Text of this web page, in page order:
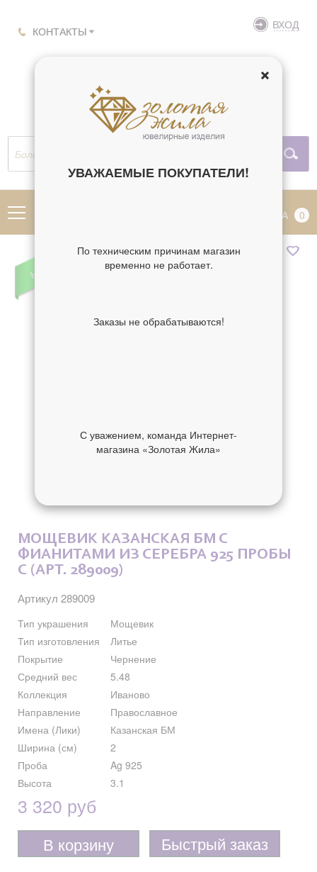
КОНТАКТЫ ВХОД
КОРЗИНА 0
МОЩЕВИК КАЗАНСКАЯ БМ С
ФИАНИТАМИ ИЗ СЕРЕБРА 925 ПРОБЫ
С (АРТ. 289009)
Артикул 289009
Тип украшения
Мощевик
Тип изготовления
Литье
Покрытие
Чернение
Средний вес
5.48
Коллекция
Иваново
Направление
Православное
Имена (Лики)
Казанская БМ
Ширина (см)
2
Проба
Ag 925
Высота
3.1
3 320 руб
В корзину Быстрый заказ
УВАЖАЕМЫЕ ПОКУПАТЕЛИ!
По техническим причинам магазин
временно не работает.
Заказы не обрабатываются!
С уважением, команда Интернет-
магазина «Золотая Жила»